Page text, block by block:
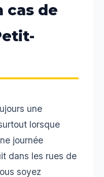
cas de
une
lorsque
journée
dans les rues de
soyez